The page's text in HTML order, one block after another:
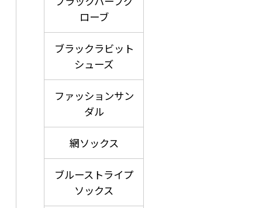
ローブ
ブラックラビット
シューズ
ファッションサン
ダル
網ソックス
ブルーストライプ
ソックス